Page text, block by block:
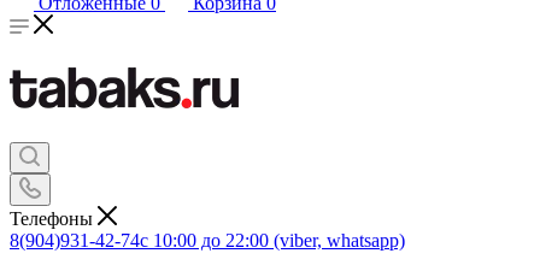
Телефоны
8(904)931-42-74с 10:00 до 22:00 (viber, whatsapp)